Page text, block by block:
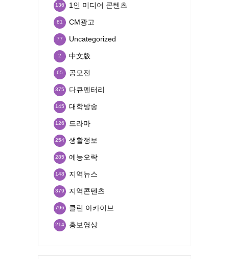
1인 미디어 콘텐츠
136
CM광고
81
Uncategorized
77
中文版
2
공모전
65
다큐멘터리
375
대학방송
145
드라마
126
생활정보
254
예능오락
285
지역뉴스
148
지역콘텐츠
379
클린 아카이브
796
홍보영상
214